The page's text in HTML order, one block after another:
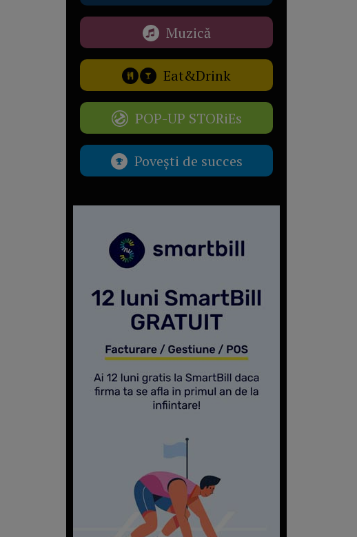
Muzică
Eat&Drink
POP-UP STORiEs
Povești de succes